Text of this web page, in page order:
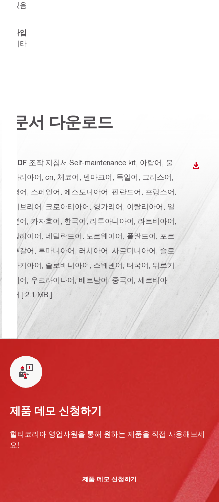
있음
타입
기타
문서 다운로드
PDF 조작 지침서 Self-maintenance kit , 아랍어, 불
가리아어, cn, 체코어, 덴마크어, 독일어, 그리스어,
영어, 스페인어, 에스토니아어, 핀란드어, 프랑스어,
히브리어, 크로아티아어, 헝가리어, 이탈리아어, 일
본어, 카자흐어, 한국어, 리투아니아어, 라트비아어,
말레이어, 네덜란드어, 노르웨이어, 폴란드어, 포르
투갈어, 루마니아어, 러시아어, 사르디니아어, 슬로
바키아어, 슬로베니아어, 스웨덴어, 태국어, 튀르키
예어, 우크라이나어, 베트남어, 중국어, 세르비아
어 [ 2.1 MB ]
다운로
제품 데모 신청하기
힐티코리아 영업사원을 통해 원하는 제품을 직접 사용해보세
요!
제품 데모 신청하기